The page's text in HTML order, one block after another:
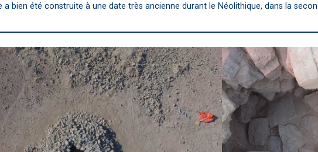
a bien été construite à une date très ancienne durant le Néolithique, dans la